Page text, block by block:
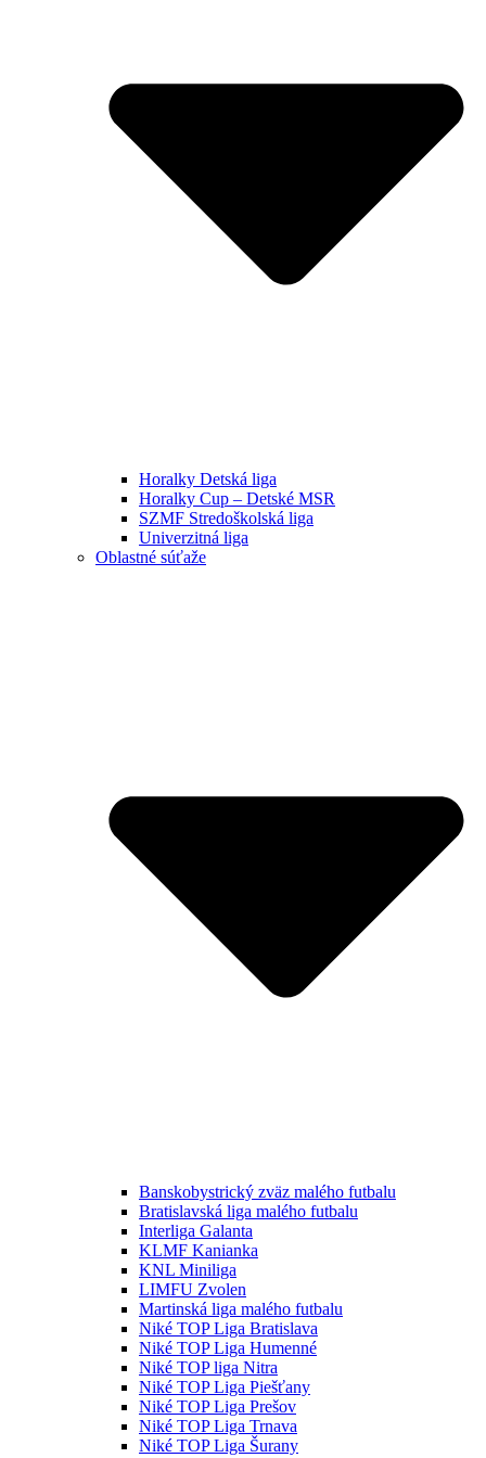
Horalky Detská liga
Horalky Cup – Detské MSR
SZMF Stredoškolská liga
Univerzitná liga
Oblastné súťaže
Banskobystrický zväz malého futbalu
Bratislavská liga malého futbalu
Interliga Galanta
KLMF Kanianka
KNL Miniliga
LIMFU Zvolen
Martinská liga malého futbalu
Niké TOP Liga Bratislava
Niké TOP Liga Humenné
Niké TOP liga Nitra
Niké TOP Liga Piešťany
Niké TOP Liga Prešov
Niké TOP Liga Trnava
Niké TOP Liga Šurany